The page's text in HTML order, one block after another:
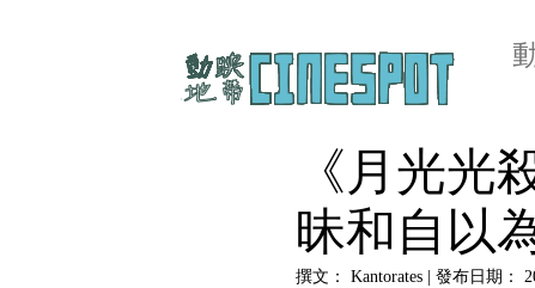
《月光光
昧和自以
撰文： Kantorates | 發布日期：